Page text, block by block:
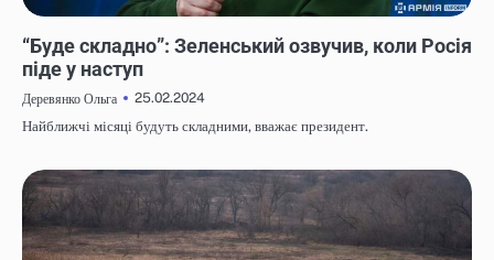
“Буде складно”: Зеленський озвучив, коли Росія
піде у наступ
Деревянко Ольга
25.02.2024
Найближчі місяці будуть складними, вважає президент.